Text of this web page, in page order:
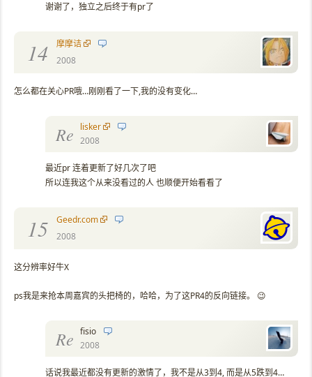
谢谢了，独立之后终于有pr了
14
摩摩诘
2008
怎么都在关心PR哦…刚刚看了一下,我的没有变化…
Re
lisker
2008
最近pr 连着更新了好几次了吧
所以连我这个从来没看过的人 也顺便开始看看了
15
Geedr.com
2008
这分辨率好牛X
ps我是来抢本周嘉宾的头把椅的，哈哈，为了这PR4的反向链接。 😉
Re fisio
2008
话说我最近都没有更新的激情了，我不是从3到4, 而是从5跌到4…